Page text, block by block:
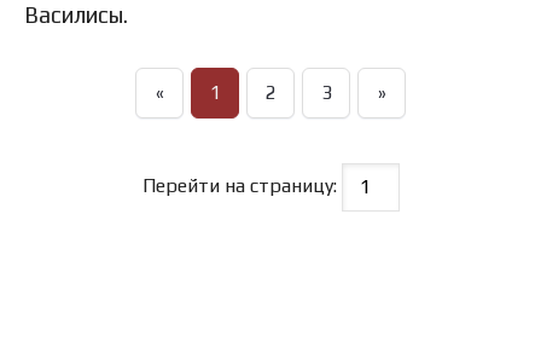
Василисы.
« 1 2 3 »
Перейти на страницу: